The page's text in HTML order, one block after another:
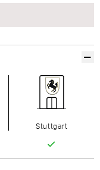
Stuttgart